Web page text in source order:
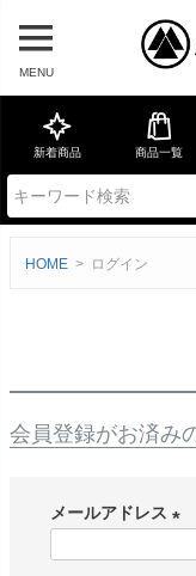
MENU
新着商品 商品一覧
HOME ログイン
会員登録がお済み
メールアドレス